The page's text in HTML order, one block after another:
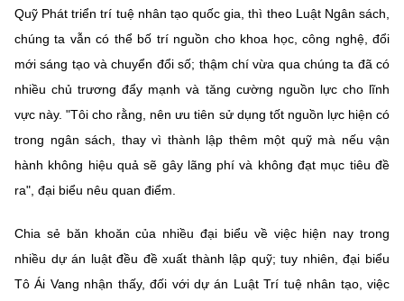
Quỹ Phát triển trí tuệ nhân tạo quốc gia, thì theo Luật Ngân sách,
chúng ta vẫn có thể bố trí nguồn cho khoa học, công nghệ, đổi
mới sáng tạo và chuyển đổi số; thậm chí vừa qua chúng ta đã có
nhiều chủ trương đẩy mạnh và tăng cường nguồn lực cho lĩnh
vực này. "Tôi cho rằng, nên ưu tiên sử dụng tốt nguồn lực hiện có
trong ngân sách, thay vì thành lập thêm một quỹ mà nếu vận
hành không hiệu quả sẽ gây lãng phí và không đạt mục tiêu đề
ra", đại biểu nêu quan điểm.
Chia sẻ băn khoăn của nhiều đại biểu về việc hiện nay trong
nhiều dự án luật đều đề xuất thành lập quỹ; tuy nhiên, đại biểu
Tô Ái Vang nhận thấy, đối với dự án Luật Trí tuệ nhân tạo, việc